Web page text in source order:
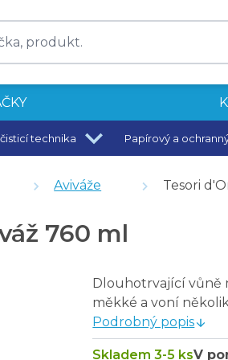
technika Papírový a
vůní No. 1 - 150 ml
Aviváže Tesori
760 ml
Dlouhotrvající vůně
měkké a voní
Podrobný popis
Skladem 3-5 ksV